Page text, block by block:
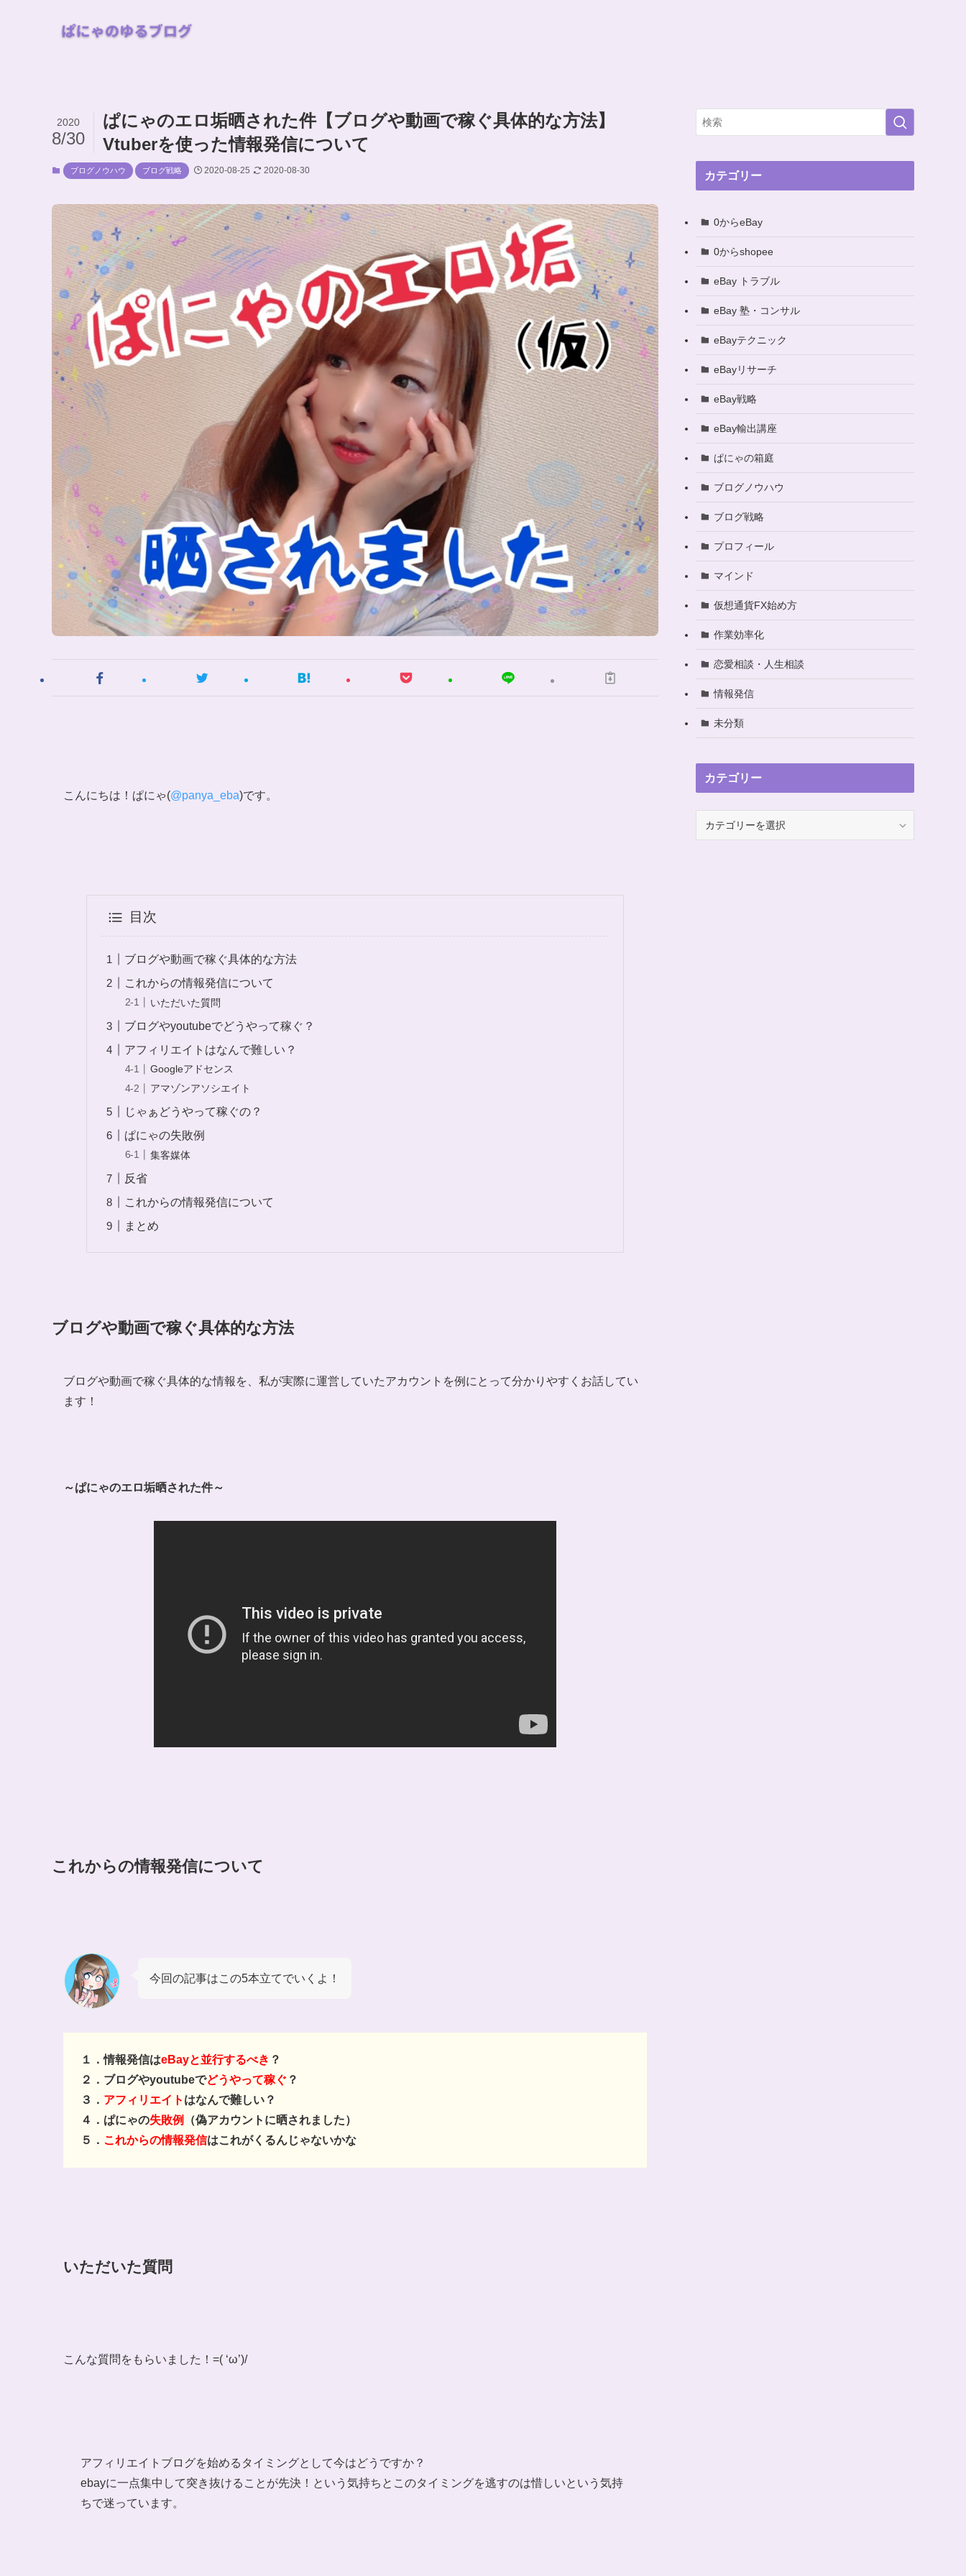
ぱにゃのエロ垢晒された件【ブログや動画で稼ぐ具体的な方法】
Vtuberを使った情報発信について
2020
8/30
ブログノウハウ ブログ戦略 2020-08-25 2020-08-30
こんにちは！ぱにゃ(@panya_eba)です。
目次
ブログや動画で稼ぐ具体的な方法
これからの情報発信について
いただいた質問
ブログやyoutubeでどうやって稼ぐ？
アフィリエイトはなんで難しい？
Googleアドセンス
アマゾンアソシエイト
じゃぁどうやって稼ぐの？
ぱにゃの失敗例
集客媒体
反省
これからの情報発信について
まとめ
ブログや動画で稼ぐ具体的な方法
ブログや動画で稼ぐ具体的な情報を、私が実際に運営していたアカウントを例にとって分かりやすくお話してい
ます！
～ぱにゃのエロ垢晒された件～
これからの情報発信について
今回の記事はこの5本立てでいくよ！
１．情報発信はeBayと並行するべき ？
２．ブログやyoutubeでどうやって稼ぐ ？
３． アフィリエイト はなんで難しい？
４．ぱにゃの失敗例
（偽アカウントに晒されました）
５． これからの情報発信はこれがくるんじゃないかな
いただいた質問
こんな質問をもらいました！=( ‘ω’)/
アフィリエイトブログを始めるタイミングとして今はどうですか？
ebayに一点集中して突き抜けることが先決！という気持ちとこのタイミングを逃すのは惜しいという気持
ちで迷っています。
カテゴリー
0からeBay
0からshopee
eBay トラブル
eBay 塾・コンサル
eBayテクニック
eBayリサーチ
eBay戦略
eBay輸出講座
ぱにゃの箱庭
ブログノウハウ
ブログ戦略
プロフィール
マインド
仮想通貨FX始め方
作業効率化
恋愛相談・人生相談
情報発信
未分類
カテゴリー